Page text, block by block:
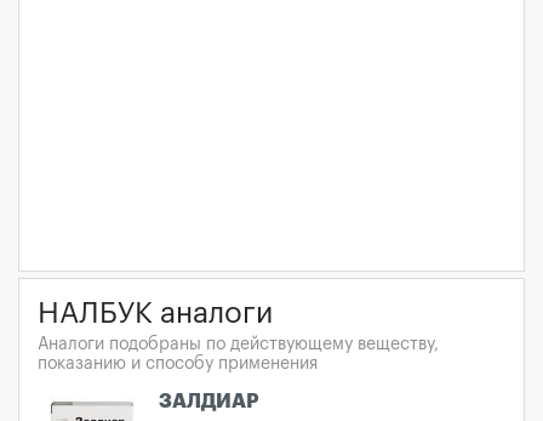
НАЛБУК аналоги
Аналоги подобраны по действующему веществу,
показанию и способу применения
ЗАЛДИАР